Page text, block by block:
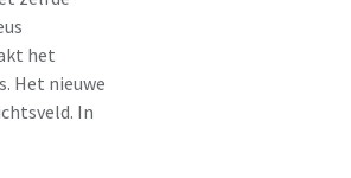
het
Het nieuwe
In